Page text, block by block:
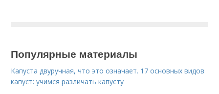
Популярные материалы
Капуста двуручная, что это означает. 17 основных видов
капуст: учимся различать капусту